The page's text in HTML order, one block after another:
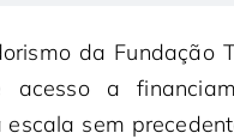
da Fundação
a
sem